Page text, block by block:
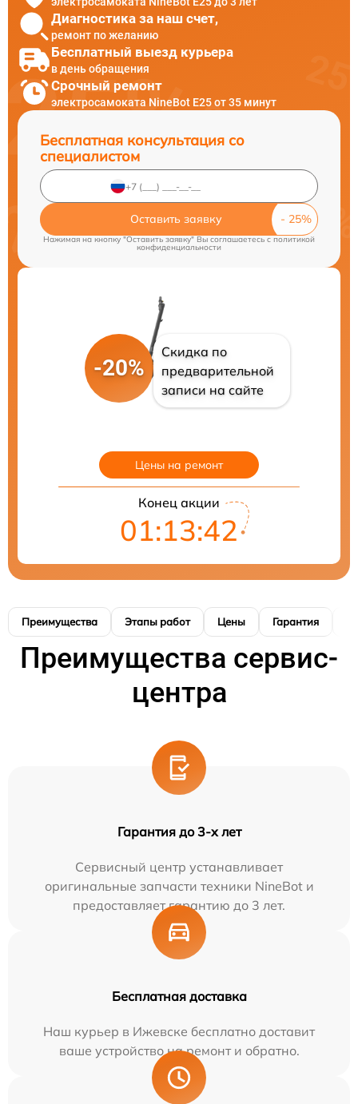
Диагностика за наш счет,
ремонт по желанию
Бесплатный выезд курьера
в день обращения
Срочный ремонт
электросамоката NineBot E25 от 35 минут
Бесплатная консультация со
специалистом
Оставить заявку
Нажимая на кнопку "Оставить заявку" Вы соглашаетесь c политикой
конфиденциальности
-20%
Скидка по
предварительной
записи на сайте
Цены на ремонт
Конец акции
01:13:41
Преимущества Этапы работ Цены Гарантия
Преимущества сервис-
центра
Гарантия до 3-х лет
Сервисный центр устанавливает
оригинальные запчасти техники NineBot и
предоставляет гарантию до 3 лет.
Бесплатная доставка
Наш курьер в Ижевске бесплатно доставит
ваше устройство на ремонт и обратно.